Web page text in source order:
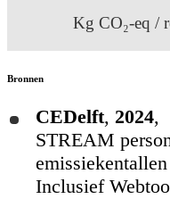
Kg CO₂-eq /
Bronnen
CEDelft, 2024,
STREAM
Inclusief